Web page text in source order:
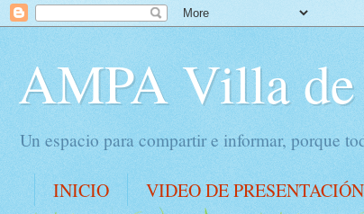
AMPA Villa de
Un espacio para compartir e informar, porque
INICIO VIDEO DE PRESENTACIÓN